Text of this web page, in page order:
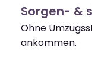
Sorgen- &
Ohne
ankommen.